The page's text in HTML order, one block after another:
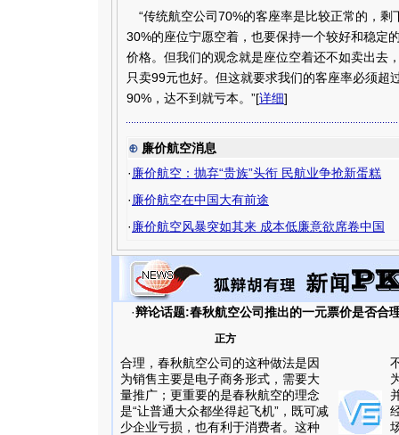
“传统航空公司70%的客座率是比较正常的，剩
30%的座位宁愿空着，也要保持一个较好和稳定
价格。但我们的观念就是座位空着还不如卖出去
只卖99元也好。但这就要求我们的客座率必须超
90%，达不到就亏本。”[详细]
⊕ 廉价航空消息
·廉价航空：抛弃“贵族”头衔 民航业争抢新蛋糕
·廉价航空在中国大有前途
·廉价航空风暴突如其来 成本低廉意欲席卷中国
·辩论话题:春秋航空公司推出的一元票价是否合
正方
合理，春秋航空公司的这种做法是因
为销售主要是电子商务形式，需要大
量推广；更重要的是春秋航空的理念
是“让普通大众都坐得起飞机”，既可减
少企业亏损，也有利于消费者。这种